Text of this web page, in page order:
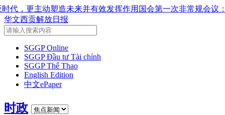
挥作用国会第一次非常规会议：公开特殊政策适用范围内的
华文西贡解放日报
SGGP Online
SGGP Đầu tư Tài chính
SGGP Thể Thao
English Edition
中文ePaper
时政